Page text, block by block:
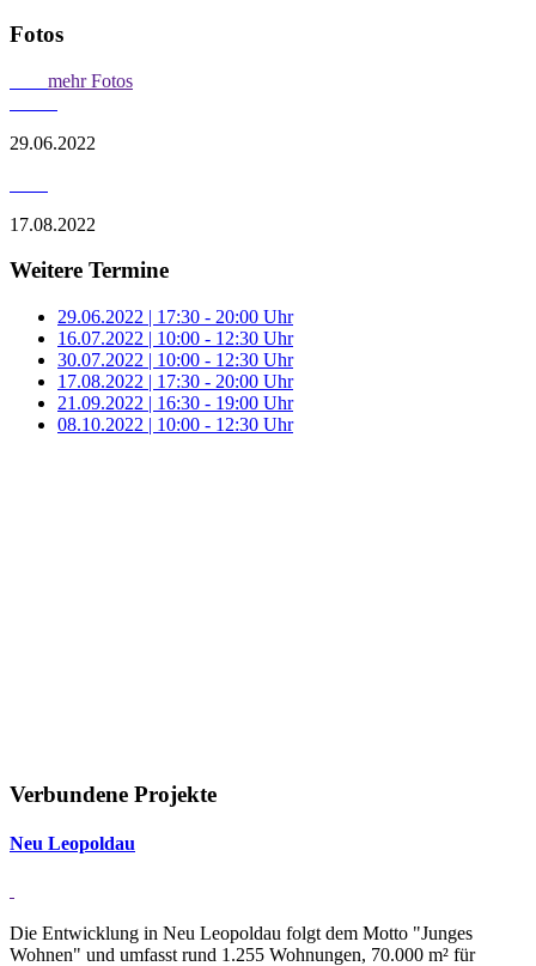
Fotos
mehr Fotos
29.06.2022
17.08.2022
Weitere Termine
29.06.2022 | 17:30 - 20:00 Uhr
16.07.2022 | 10:00 - 12:30 Uhr
30.07.2022 | 10:00 - 12:30 Uhr
17.08.2022 | 17:30 - 20:00 Uhr
21.09.2022 | 16:30 - 19:00 Uhr
08.10.2022 | 10:00 - 12:30 Uhr
Verbundene Projekte
Neu Leo­poldau
Die Entwicklung in Neu Leopoldau folgt dem Motto "Junges
Wohnen" und umfasst rund 1.255 Wohnungen, 70.000 m² für